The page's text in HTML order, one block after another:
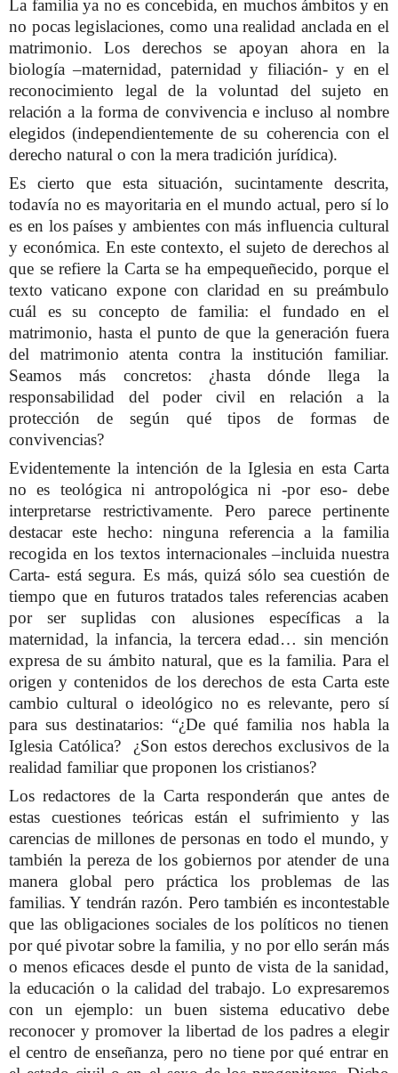
La familia ya no es concebida, en muchos ámbitos y en
no pocas legislaciones, como una realidad anclada en el
matrimonio. Los derechos se apoyan ahora en la
biología –maternidad, paternidad y filiación- y en el
reconocimiento legal de la voluntad del sujeto en
relación a la forma de convivencia e incluso al nombre
elegidos (independientemente de su coherencia con el
derecho natural o con la mera tradición jurídica).
Es cierto que esta situación, sucintamente descrita,
todavía no es mayoritaria en el mundo actual, pero sí lo
es en los países y ambientes con más influencia cultural
y económica. En este contexto, el sujeto de derechos al
que se refiere la Carta se ha empequeñecido, porque el
texto vaticano expone con claridad en su preámbulo
cuál es su concepto de familia: el fundado en el
matrimonio, hasta el punto de que la generación fuera
del matrimonio atenta contra la institución familiar.
Seamos más concretos: ¿hasta dónde llega la
responsabilidad del poder civil en relación a la
protección de según qué tipos de formas de
convivencias?
Evidentemente la intención de la Iglesia en esta Carta
no es teológica ni antropológica ni -por eso- debe
interpretarse restrictivamente. Pero parece pertinente
destacar este hecho: ninguna referencia a la familia
recogida en los textos internacionales –incluida nuestra
Carta- está segura. Es más, quizá sólo sea cuestión de
tiempo que en futuros tratados tales referencias acaben
por ser suplidas con alusiones específicas a la
maternidad, la infancia, la tercera edad… sin mención
expresa de su ámbito natural, que es la familia. Para el
origen y contenidos de los derechos de esta Carta este
cambio cultural o ideológico no es relevante, pero sí
para sus destinatarios: “¿De qué familia nos habla la
Iglesia Católica? ¿Son estos derechos exclusivos de la
realidad familiar que proponen los cristianos?
Los redactores de la Carta responderán que antes de
estas cuestiones teóricas están el sufrimiento y las
carencias de millones de personas en todo el mundo, y
también la pereza de los gobiernos por atender de una
manera global pero práctica los problemas de las
familias. Y tendrán razón. Pero también es incontestable
que las obligaciones sociales de los políticos no tienen
por qué pivotar sobre la familia, y no por ello serán más
o menos eficaces desde el punto de vista de la sanidad,
la educación o la calidad del trabajo. Lo expresaremos
con un ejemplo: un buen sistema educativo debe
reconocer y promover la libertad de los padres a elegir
el centro de enseñanza, pero no tiene por qué entrar en